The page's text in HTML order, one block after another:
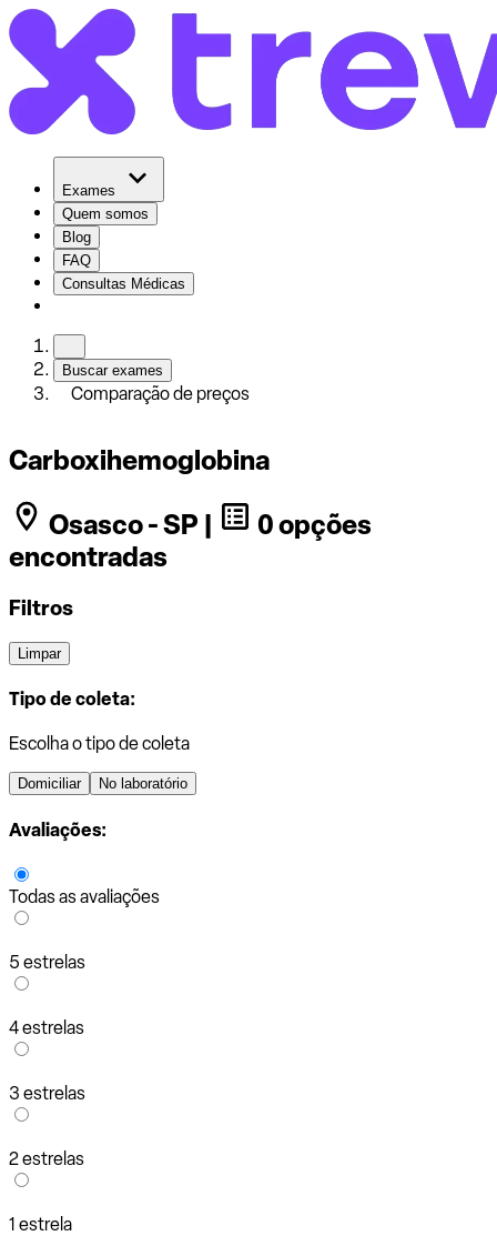
Exames
Quem somos
Blog
FAQ
Consultas Médicas
Buscar exames
Comparação de preços
Carboxihemoglobina
Osasco - SP |
0 opções
encontradas
Filtros
Limpar
Tipo de coleta:
Escolha o tipo de coleta
Domiciliar No laboratório
Avaliações:
Todas as avaliações
5 estrelas
4 estrelas
3 estrelas
2 estrelas
1 estrela